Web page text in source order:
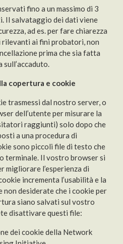
fino a un massimo di 3
Il salvataggio dei dati viene
ad es. per fare chiarezza
rilevanti ai fini probatori, non
prima che sia fatta
sull’accaduto.
copertura e cookie
trasmessi dal nostro server, o
dell’utente per misurare la
raggiunti) solo dopo che
a una procedura di
sono piccoli file di testo che
terminale. Il vostro browser si
migliorare l’esperienza di
incrementa l’usabilità e la
non desiderate che i cookie per
siano salvati sul vostro
disattivare questi file:
dei cookie della Network